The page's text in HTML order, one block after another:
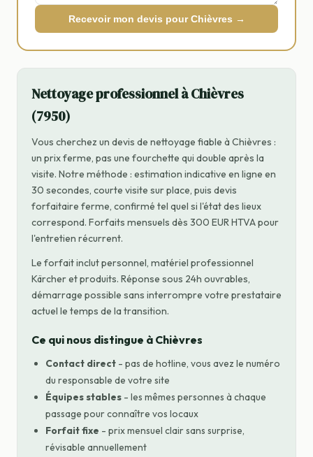
Recevoir mon devis pour Chièvres →
Nettoyage professionnel à Chièvres
(7950)
Vous cherchez un devis de nettoyage fiable à Chièvres :
un prix ferme, pas une fourchette qui double après la
visite. Notre méthode : estimation indicative en ligne en
30 secondes, courte visite sur place, puis devis
forfaitaire ferme, confirmé tel quel si l'état des lieux
correspond. Forfaits mensuels dès 300 EUR HTVA pour
l'entretien récurrent.
Le forfait inclut personnel, matériel professionnel
Kärcher et produits. Réponse sous 24h ouvrables,
démarrage possible sans interrompre votre prestataire
actuel le temps de la transition.
Ce qui nous distingue à Chièvres
Contact direct - pas de hotline, vous avez le numéro
du responsable de votre site
Équipes stables - les mêmes personnes à chaque
passage pour connaître vos locaux
Forfait fixe - prix mensuel clair sans surprise,
révisable annuellement